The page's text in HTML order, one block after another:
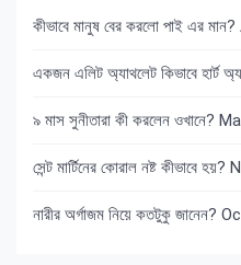
কীভাবে মানুষ বের করলো পাই এর মান?
একজন এলিট অ্যাথলেট কিভাবে হার্ট
৯ মাস সুনীতারা কী করলেন ওখানে?
সেন্ট মার্টিনের কোরাল নষ্ট কীভাবে হয়?
নারীর অর্গাজম নিয়ে কতটুকু জানেন?